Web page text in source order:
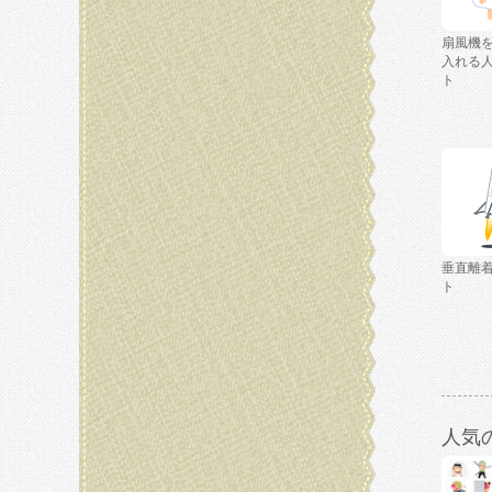
扇風機
入れる
ト
垂直離
ト
人気